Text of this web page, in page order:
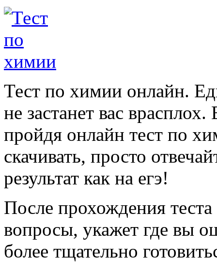
Тест по химии онлайн.
не застанет вас
пройдя онлайн тест по
скачивать, просто
результат как на егэ!
После прохождения
вопросы, укажет где вы
более тщательно